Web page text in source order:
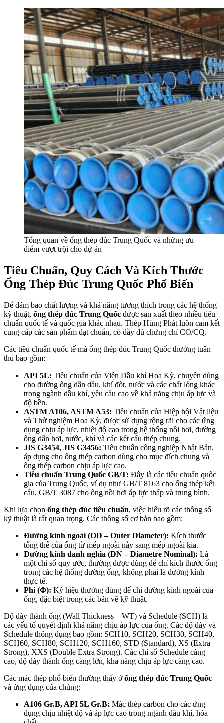
Tổng quan về ống thép đúc Trung Quốc và những ưu
điểm vượt trội cho dự án
Tiêu Chuẩn, Quy Cách Và Kích Thước
Ống Thép Đúc Trung Quốc Phổ Biến
Để đảm bảo chất lượng và khả năng tương thích trong các hệ thống
kỹ thuật, ống thép đúc Trung Quốc được sản xuất theo nhiều tiêu
chuẩn quốc tế và quốc gia khác nhau. Thép Hùng Phát luôn cam kết
cung cấp các sản phẩm đạt chuẩn, có đầy đủ chứng chỉ CO/CQ.
Các tiêu chuẩn quốc tế mà ống thép đúc Trung Quốc thường tuân
thủ bao gồm:
API 5L: Tiêu chuẩn của Viện Dầu khí Hoa Kỳ, chuyên dùng
cho đường ống dẫn dầu, khí đốt, nước và các chất lỏng khác
trong ngành dầu khí, yêu cầu cao về khả năng chịu áp lực và
độ bền.
ASTM A106, ASTM A53: Tiêu chuẩn của Hiệp hội Vật liệu
và Thử nghiệm Hoa Kỳ, được sử dụng rộng rãi cho các ứng
dụng chịu áp lực, nhiệt độ cao trong hệ thống nồi hơi, đường
ống dẫn hơi, nước, khí và các kết cấu thép chung.
JIS G3454, JIS G3456: Tiêu chuẩn công nghiệp Nhật Bản,
áp dụng cho ống thép carbon dùng cho mục đích chung và
ống thép carbon chịu áp lực cao.
Tiêu chuẩn Trung Quốc GB/T: Đây là các tiêu chuẩn quốc
gia của Trung Quốc, ví dụ như GB/T 8163 cho ống thép kết
cấu, GB/T 3087 cho ống nồi hơi áp lực thấp và trung bình.
Khi lựa chọn ống thép đúc tiêu chuẩn, việc hiểu rõ các thông số
kỹ thuật là rất quan trọng. Các thông số cơ bản bao gồm:
Đường kính ngoài (OD – Outer Diameter): Kích thước
tổng thể của ống từ mép ngoài này sang mép ngoài kia.
Đường kính danh nghĩa (DN – Diametre Nominal): Là
một chỉ số quy ước, thường được dùng để chỉ kích thước ống
trong các hệ thống đường ống, không phải là đường kính
thực tế.
Phi (Φ): Ký hiệu thường dùng để chỉ đường kính ngoài của
ống, đặc biệt trong các bản vẽ kỹ thuật.
Độ dày thành ống (Wall Thickness – WT) và Schedule (SCH) là
các yếu tố quyết định khả năng chịu áp lực của ống. Các độ dày và
Schedule thông dụng bao gồm: SCH10, SCH20, SCH30, SCH40,
SCH60, SCH80, SCH120, SCH160, STD (Standard), XS (Extra
Strong), XXS (Double Extra Strong). Các chỉ số Schedule càng
cao, độ dày thành ống càng lớn, khả năng chịu áp lực càng cao.
Các mác thép phổ biến thường thấy ởống thép đúc Trung Quốc
và ứng dụng của chúng:
A106 Gr.B, API 5L Gr.B: Mác thép carbon cho các ứng
dụng chịu nhiệt độ và áp lực cao trong ngành dầu khí, hóa